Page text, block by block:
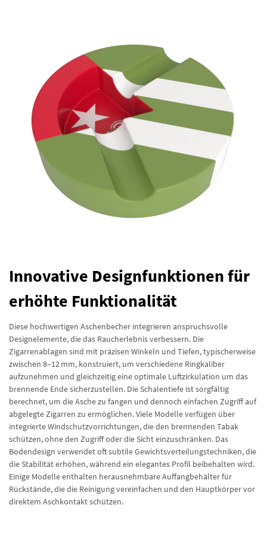
Innovative Designfunktionen für
erhöhte Funktionalität
Diese hochwertigen Aschenbecher integrieren anspruchsvolle
Designelemente, die das Raucherlebnis verbessern. Die
Zigarrenablagen sind mit präzisen Winkeln und Tiefen, typischerweise
zwischen 8–12 mm, konstruiert, um verschiedene Ringkaliber
aufzunehmen und gleichzeitig eine optimale Luftzirkulation um das
brennende Ende sicherzustellen. Die Schalentiefe ist sorgfältig
berechnet, um die Asche zu fangen und dennoch einfachen Zugriff auf
abgelegte Zigarren zu ermöglichen. Viele Modelle verfügen über
integrierte Windschutzvorrichtungen, die den brennenden Tabak
schützen, ohne den Zugriff oder die Sicht einzuschränken. Das
Bodendesign verwendet oft subtile Gewichtsverteilungstechniken, die
die Stabilität erhöhen, während ein elegantes Profil beibehalten wird.
Einige Modelle enthalten herausnehmbare Auffangbehälter für
Rückstände, die die Reinigung vereinfachen und den Hauptkörper vor
direktem Aschkontakt schützen.